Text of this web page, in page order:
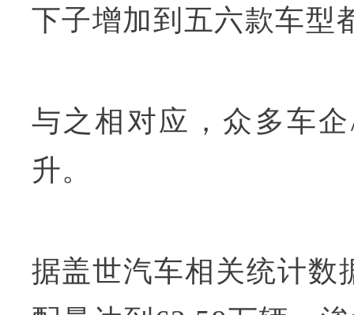
下子增加到五六款车型
与之相对应，众多车
升。
据盖世汽车相关统计数